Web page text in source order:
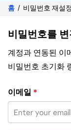
홈 비밀번호 재설정
비밀번호를
계정과 연동된 이
비밀번호 초기화
이메일 주소로 비
이메일 *